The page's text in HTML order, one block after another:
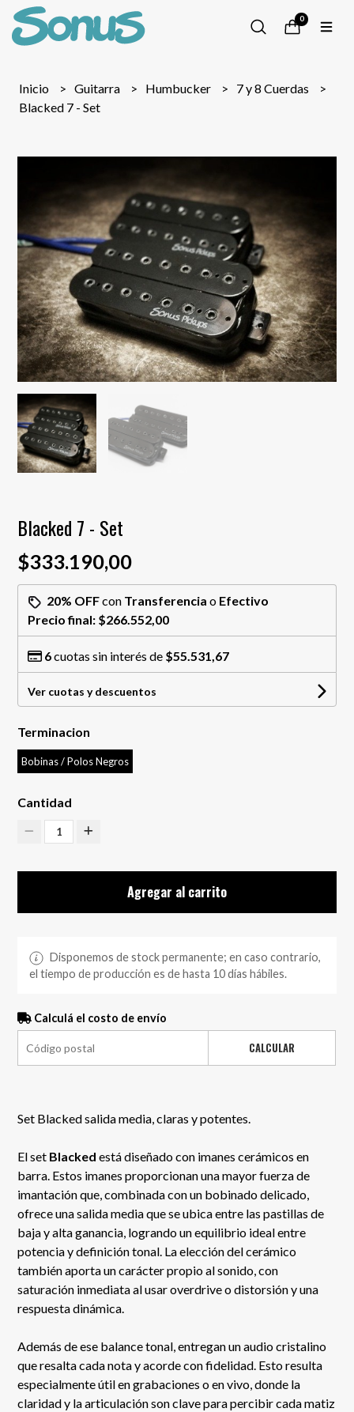
0
Inicio Guitarra Humbucker
7 y 8 Cuerdas
Blacked 7 - Set
Blacked 7 - Set
$333.190,00
20% OFFcon Transferencia o Efectivo
Precio final: $266.552,00
6cuotas sin interés de $55.531,67
Ver cuotas y descuentos
Terminacion
Bobinas / Polos Negros
Cantidad
1
Agregar al carrito
Disponemos de stock permanente; en caso contrario,
el tiempo de producción es de hasta 10 días hábiles.
Calculá el costo de envío
CALCULAR
Set Blacked salida media, claras y potentes.
El set Blacked está diseñado con imanes cerámicos en
barra. Estos imanes proporcionan una mayor fuerza de
imantación que, combinada con un bobinado delicado,
ofrece una salida media que se ubica entre las pastillas de
baja y alta ganancia, logrando un equilibrio ideal entre
potencia y definición tonal. La elección del cerámico
también aporta un carácter propio al sonido, con
saturación inmediata al usar overdrive o distorsión y una
respuesta dinámica.
Además de ese balance tonal, entregan un audio cristalino
que resalta cada nota y acorde con fidelidad. Esto resulta
especialmente útil en grabaciones o en vivo, donde la
claridad y la articulación son clave para percibir cada matiz